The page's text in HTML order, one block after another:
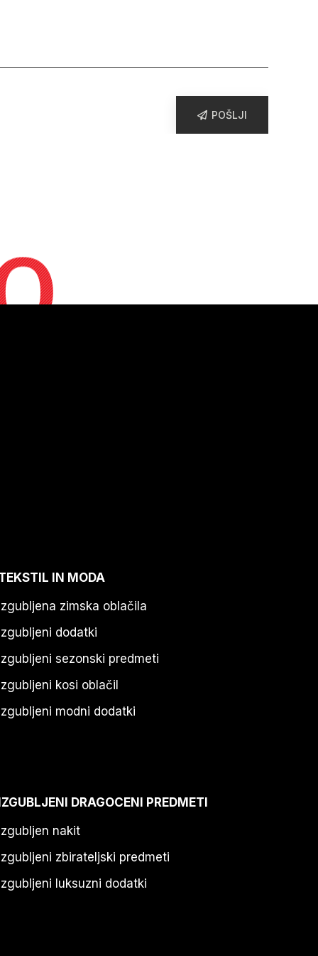
POŠLJI
IN MODA
zimska oblačila
dodatki
sezonski predmeti
kosi oblačil
modni dodatki
DRAGOCENI PREDMETI
nakit
zbirateljski predmeti
luksuzni dodatki